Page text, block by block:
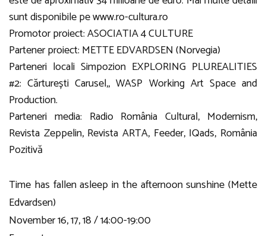
sunt disponibile pewww.ro-cultura.ro
Promotor proiect: ASOCIATIA 4 CULTURE
Partener proiect: METTE EDVARDSEN (Norvegia)
Parteneri locali Simpozion EXPLORING PLUREALITIES
#2: Cărturești Carusel,, WASP Working Art Space and
Production.
Parteneri media: Radio România Cultural, Modernism,
Revista Zeppelin, Revista ARTA, Feeder, IQads, România
Pozitivă
Time has fallen asleep in the afternoon sunshine (Mette
Edvardsen)
November 16, 17, 18 / 14:00-19:00